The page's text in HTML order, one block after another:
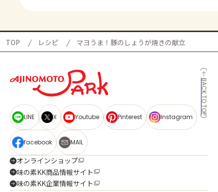
TOP レシピ マヨうま！豚のしょうが焼きの献立
BACK TO TOP
LINE X Youtube Pinterest Instagram
facebook MAIL
オンラインショップ
味の素KK商品情報サイト
味の素KK企業情報サイト